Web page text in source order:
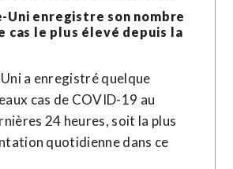
Uni enregistre son nombre
cas le plus élevé depuis la
a enregistré quelque
cas de COVID-19 au
24 heures, soit la plus
quotidienne dans ce